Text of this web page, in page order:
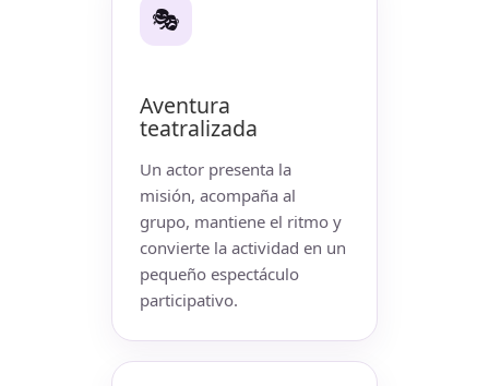
🎭
Aventura
teatralizada
Un actor presenta la
misión, acompaña al
grupo, mantiene el ritmo y
convierte la actividad en un
pequeño espectáculo
participativo.